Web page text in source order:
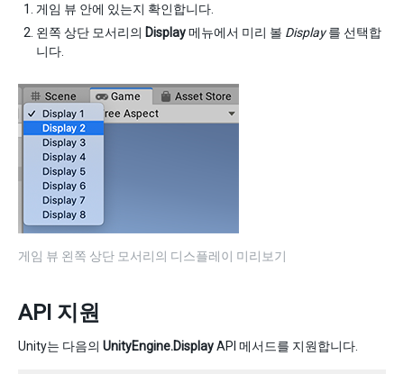
게임 뷰 안에 있는지 확인합니다.
왼쪽 상단 모서리의 Display메뉴에서 미리 볼 Display를 선택합
니다.
게임 뷰 왼쪽 상단 모서리의 디스플레이 미리보기
API 지원
Unity는 다음의 UnityEngine.DisplayAPI 메서드를 지원합니다.